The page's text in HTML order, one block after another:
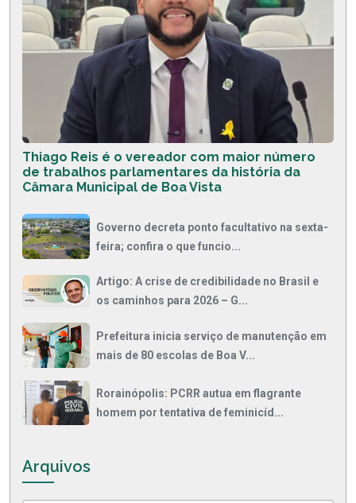
Thiago Reis é o vereador com maior número
de trabalhos parlamentares da história da
Câmara Municipal de Boa Vista
Governo decreta ponto facultativo na sexta-
feira; confira o que funcio...
Artigo: A crise de credibilidade no Brasil e
os caminhos para 2026 – G...
Prefeitura inicia serviço de manutenção em
mais de 80 escolas de Boa V...
Rorainópolis: PCRR autua em flagrante
homem por tentativa de feminicíd...
Arquivos